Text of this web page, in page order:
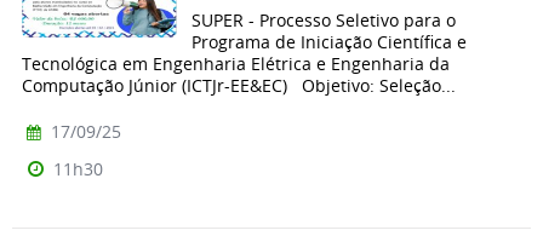
SUPER - Processo Seletivo para o
Programa de Iniciação Científica e
Tecnológica em Engenharia Elétrica e Engenharia da
Computação Júnior (ICTJr-EE&EC) Objetivo: Seleção...
17/09/25
11h30